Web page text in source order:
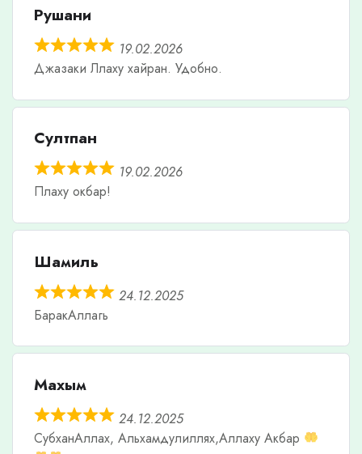
Рушани
19.02.2026
Джазаки Ллаху хайран. Удобно.
Султпан
19.02.2026
Плаху окбар!
Шамиль
24.12.2025
БаракАллагь
Махым
24.12.2025
СубханАллах, Альхамдулиллях,Аллаху Акбар